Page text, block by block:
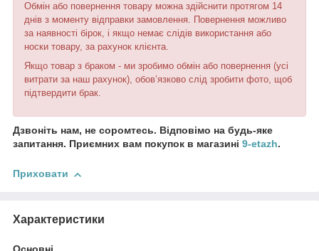
Обмін або повернення товару можна здійснити протягом 14
днів з моменту відправки замовлення. Повернення можливо
за наявності бірок, і якщо немає слідів використання або
носки товару, за рахунок клієнта.
Якщо товар з браком - ми зробимо обмін або повернення (усі
витрати за наш рахунок), обов’язково слід зробити фото, щоб
підтвердити брак.
Дзвоніть нам, не соромтесь. Відповімо на будь-яке
запитання. Приємних вам покупок в магазині 9-etazh.
Приховати
Характеристики